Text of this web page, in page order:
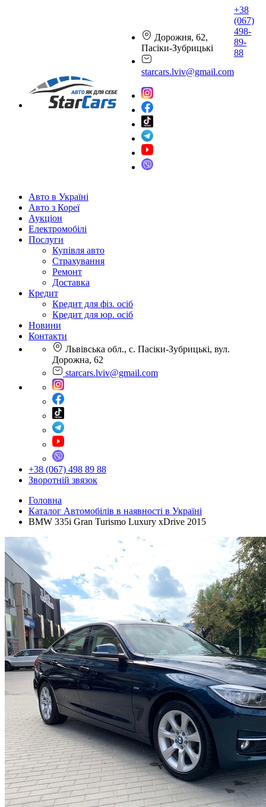
Дорожня, 62,
Пасіки-Зубрицькі
starcars.lviv@gmail.com
+38
(067)
498-
89-
88
Авто в Україні
Авто з Кореї
Аукціон
Електромобілі
Послуги
Купівля авто
Страхування
Ремонт
Доставка
Кредит
Кредит для фіз. осіб
Кредит для юр. осіб
Новини
Контакти
Львівська обл., с. Пасіки-Зубрицькі, вул.
Дорожна, 62
starcars.lviv@gmail.com
+38 (067) 498 89 88
Зворотній звязок
Головна
Каталог Автомобілів в наявності в Україні
BMW 335i Gran Turismo Luxury xDrive 2015